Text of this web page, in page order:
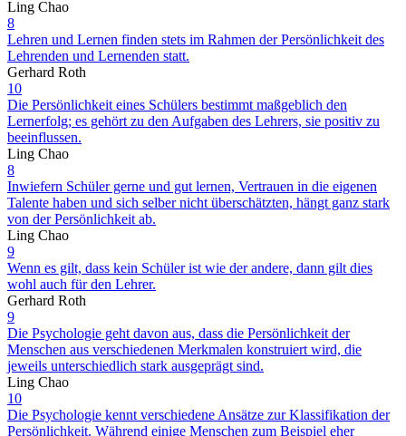
Ling Chao
8
Lehren und Lernen finden stets im Rahmen der Persönlichkeit des
Lehrenden und Lernenden statt.
Gerhard Roth
10
Die Persönlichkeit eines Schülers bestimmt maßgeblich den
Lernerfolg; es gehört zu den Aufgaben des Lehrers, sie positiv zu
beeinflussen.
Ling Chao
8
Inwiefern Schüler gerne und gut lernen, Vertrauen in die eigenen
Talente haben und sich selber nicht überschätzten, hängt ganz stark
von der Persönlichkeit ab.
Ling Chao
9
Wenn es gilt, dass kein Schüler ist wie der andere, dann gilt dies
wohl auch für den Lehrer.
Gerhard Roth
9
Die Psychologie geht davon aus, dass die Persönlichkeit der
Menschen aus verschiedenen Merkmalen konstruiert wird, die
jeweils unterschiedlich stark ausgeprägt sind.
Ling Chao
10
Die Psychologie kennt verschiedene Ansätze zur Klassifikation der
Persönlichkeit. Während einige Menschen zum Beispiel eher